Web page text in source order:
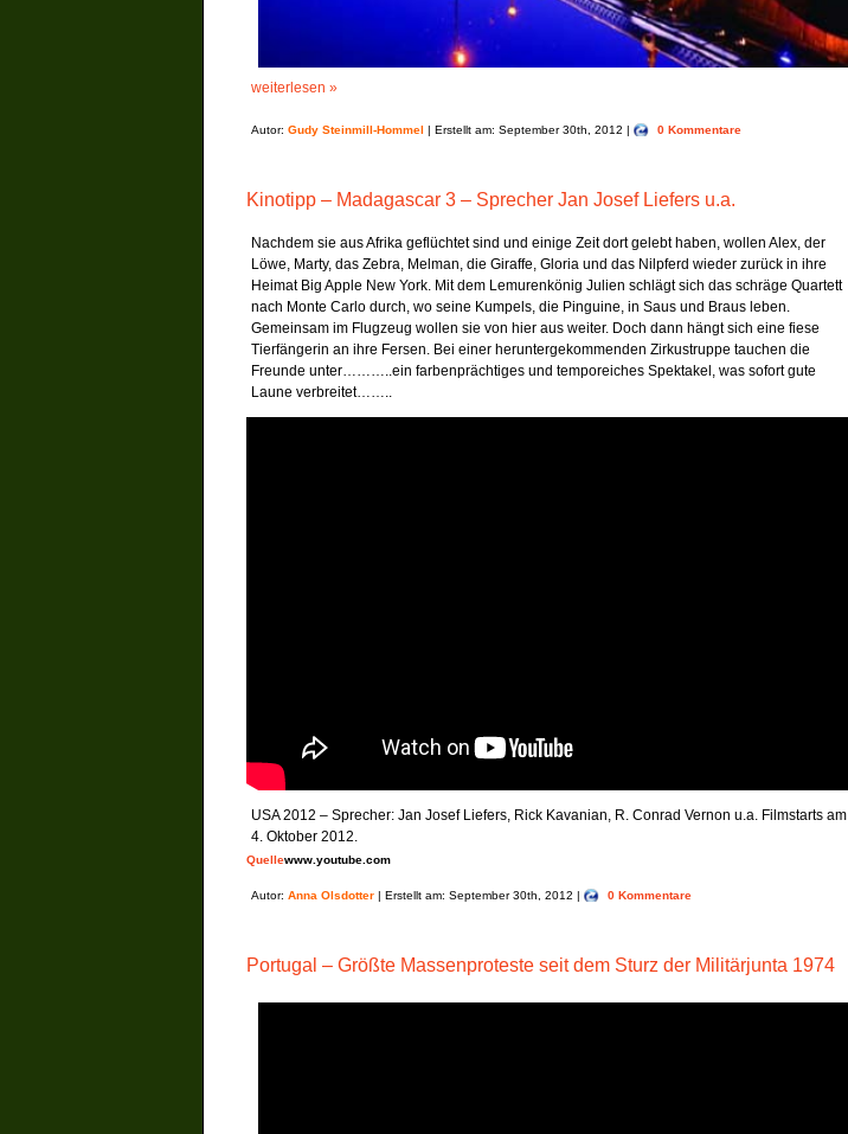
weiterlesen »
Autor: Gudy Steinmill-Hommel | Erstellt am: September 30th, 2012 | 0 Kommentare
Kinotipp – Madagascar 3 – Sprecher Jan Josef Liefers u.a.
Nachdem sie aus Afrika geflüchtet sind und einige Zeit dort gelebt haben, wollen Alex, der
Löwe, Marty, das Zebra, Melman, die Giraffe, Gloria und das Nilpferd wieder zurück in ihre
Heimat Big Apple New York. Mit dem Lemurenkönig Julien schlägt sich das schräge Quartett
nach Monte Carlo durch, wo seine Kumpels, die Pinguine, in Saus und Braus leben.
Gemeinsam im Flugzeug wollen sie von hier aus weiter. Doch dann hängt sich eine fiese
Tierfängerin an ihre Fersen. Bei einer heruntergekommenden Zirkustruppe tauchen die
Freunde unter………..ein farbenprächtiges und temporeiches Spektakel, was sofort gute
Laune verbreitet……..
USA 2012 – Sprecher: Jan Josef Liefers, Rick Kavanian, R. Conrad Vernon u.a. Filmstarts am
4. Oktober 2012.
Quellewww.youtube.com
Autor: Anna Olsdotter | Erstellt am: September 30th, 2012 | 0 Kommentare
Portugal – Größte Massenproteste seit dem Sturz der Militärjunta 1974